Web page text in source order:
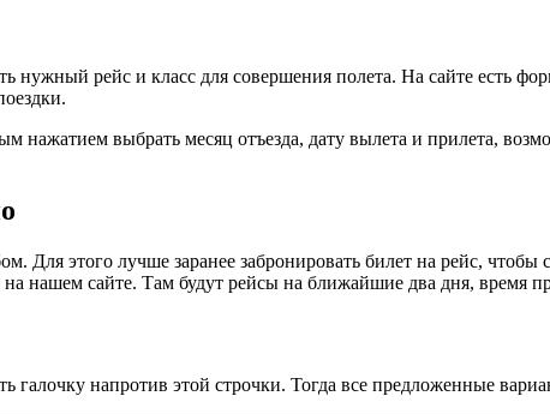
рейс и класс для совершения полета. На сайте есть
выбрать месяц отъезда, дату вылета и прилета,
Для этого лучше заранее забронировать билет на рейс, чтобы
нашем сайте. Там будут рейсы на ближайшие два дня, время
напротив этой строчки. Тогда все предложенные